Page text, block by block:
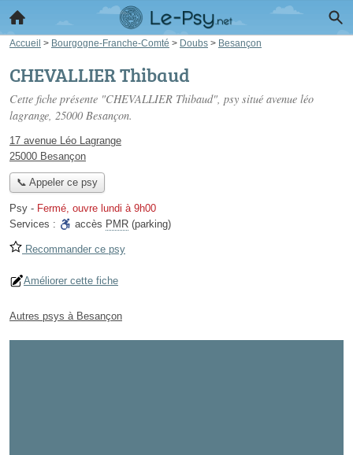
Accueil > Bourgogne-Franche-Comté > Doubs > Besançon
CHEVALLIER Thibaud
Cette fiche présente "CHEVALLIER Thibaud", psy situé avenue léo
lagrange, 25000 Besançon.
17 avenue Léo Lagrange
25000 Besançon
📞 Appeler ce psy
Psy - Fermé, ouvre lundi à 9h00
Services :
accès PMR (parking)
Recommander ce psy
Améliorer cette fiche
Autres psys à Besançon